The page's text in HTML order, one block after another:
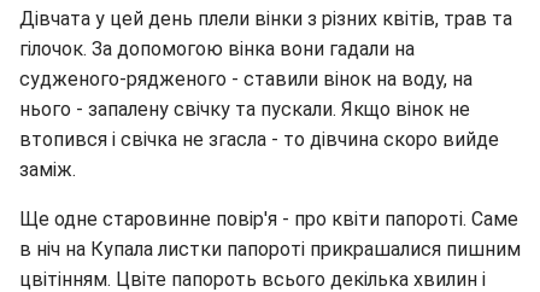
Дівчата у цей день плели вінки з різних квітів, трав та
гілочок. За допомогою вінка вони гадали на
судженого-рядженого - ставили вінок на воду, на
нього - запалену свічку та пускали. Якщо вінок не
втопився і свічка не згасла - то дівчина скоро вийде
заміж.
Ще одне старовинне повір'я - про квіти папороті. Саме
в ніч на Купала листки папороті прикрашалися пишним
цвітінням. Цвіте папороть всього декілька хвилин і